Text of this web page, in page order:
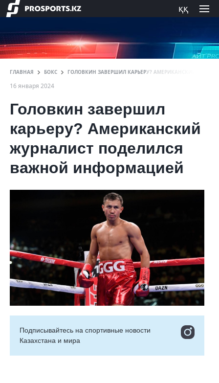
ққ
ГЛАВНАЯ БОКС ГОЛОВКИН ЗАВЕРШИЛ КАРЬЕРУ? АМЕРИКАНСКИЙ
16 января 2024
Головкин завершил
карьеру? Американский
журналист поделился
важной информацией
Подписывайтесь на cпортивные новости
Казахстана и мира